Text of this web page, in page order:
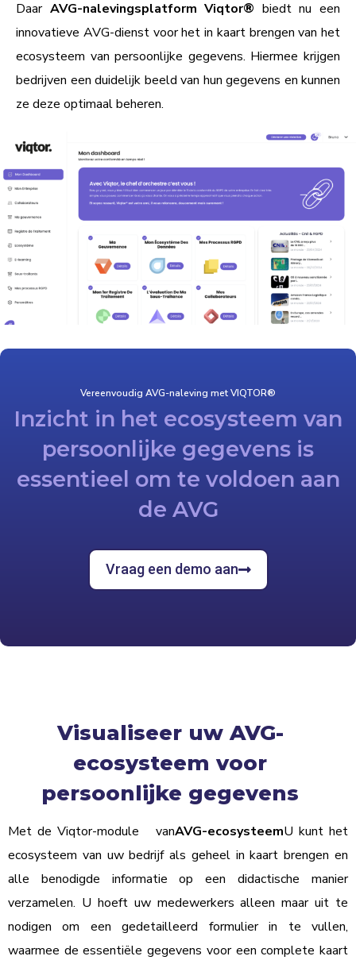
Daar AVG-nalevingsplatform Viqtor® biedt nu een
innovatieve AVG-dienst voor het in kaart brengen van het
ecosysteem van persoonlijke gegevens. Hiermee krijgen
bedrijven een duidelijk beeld van hun gegevens en kunnen
ze deze optimaal beheren.
Vereenvoudig AVG-naleving met VIQTOR®
Inzicht in het ecosysteem van
persoonlijke gegevens is
essentieel om te voldoen aan
de AVG
Vraag een demo aan
Visualiseer uw AVG-
ecosysteem voor
persoonlijke gegevens
Met de Viqtor-module vanAVG-ecosysteemU kunt het
ecosysteem van uw bedrijf als geheel in kaart brengen en
alle benodigde informatie op een didactische manier
verzamelen. U hoeft uw medewerkers alleen maar uit te
nodigen om een gedetailleerd formulier in te vullen,
waarmee de essentiële gegevens voor een complete kaart